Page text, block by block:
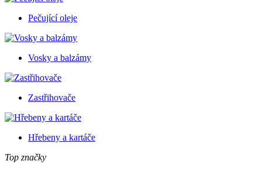
Pečující oleje
Vosky a balzámy
Zastřihovače
Hřebeny a kartáče
Top značky